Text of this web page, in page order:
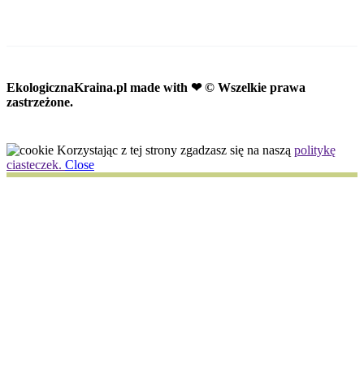
EkologicznaKraina.pl made with ❤ © Wszelkie prawa
zastrzeżone.
Korzystając z tej strony zgadzasz się na naszą politykę
ciasteczek. Close